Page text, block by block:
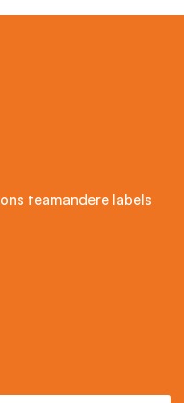
ons teamandere labels